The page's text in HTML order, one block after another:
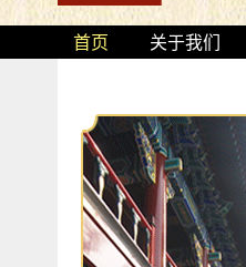
首页 关于我们